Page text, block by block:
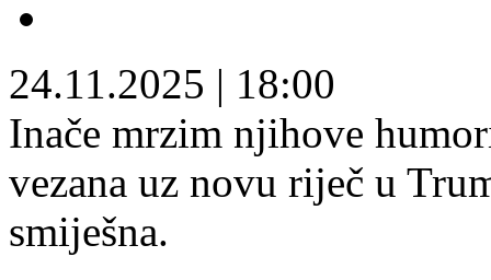
24.11.2025 | 18:00
Inače mrzim njihove
vezana uz novu riječ u
smiješna.